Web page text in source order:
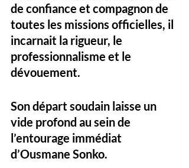
de confiance et compagnon de
toutes les missions officielles, il
incarnait la rigueur, le
professionnalisme et le
dévouement.
Son départ soudain laisse un
vide profond au sein de
l’entourage immédiat
d’Ousmane Sonko.